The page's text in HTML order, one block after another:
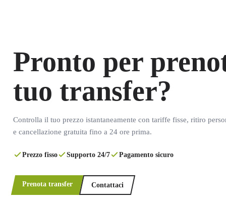
Pronto per
tuo transfer?
Controlla il tuo prezzo istantaneamente con tariffe fisse, ritiro
e cancellazione gratuita fino a 24 ore prima.
Prezzo fisso Supporto 24/7 Pagamento sicuro
Prenota transfer Contattaci